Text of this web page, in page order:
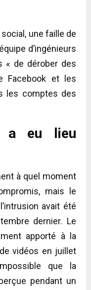
une faille de
d’ingénieurs
« de dérober des
Facebook et les
les comptes des
a eu lieu
à quel moment
mais le
avait été
dernier. Le
apporté à la
vidéos en juillet
que la
pendant un